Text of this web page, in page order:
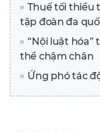
Thuế tối thiểu
tập đoàn đa
“Nội luật
thể chậm chân
Ứng phó tác